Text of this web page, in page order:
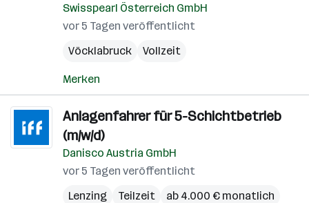
Swisspearl Österreich GmbH
vor 5 Tagen veröffentlicht
Vöcklabruck
Vollzeit
Merken
Anlagenfahrer für 5-Schichtbetrieb
(m/w/d)
Danisco Austria GmbH
vor 5 Tagen veröffentlicht
Lenzing
Teilzeit ab 4.000 € monatlich